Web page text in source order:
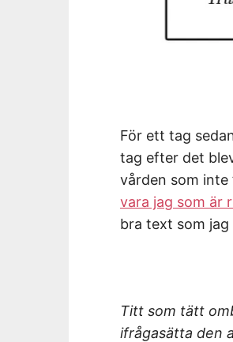
För ett tag
tag efter det
vården som inte
vara jag som är
bra text som
Titt som tätt
ifrågasätta den